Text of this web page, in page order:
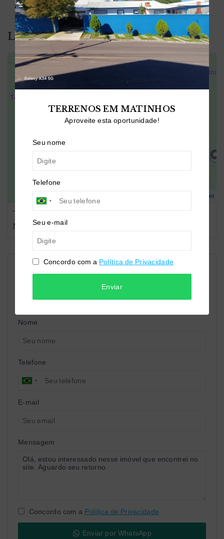
Nome
Telefone
E-mail
Mensagem
Concordo com a Política de Privacidade
Enviar por WhatsApp
Localização
Leaflet
Trav. Ermelino Gonçalves Martins - Centro - Balsa
Nova/PR - 83650-000
TERRENOS EM MATINHOS
Aproveite esta oportunidade!
Seu nome
Telefone
Seu e-mail
Concordo com a Política de Privacidade
Enviar